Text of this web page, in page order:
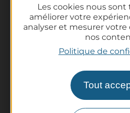
Les cookies nous
améliorer votre
analyser et mesurer
nos
Politique de
Tout
Nos
L'Auvergne des
Tout
Informations
Offices de